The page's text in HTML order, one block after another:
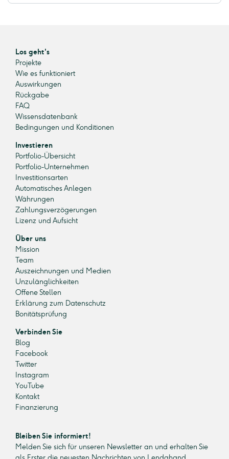
Los geht's
Projekte
Wie es funktioniert
Auswirkungen
Rückgabe
FAQ
Wissensdatenbank
Bedingungen und Konditionen
Investieren
Portfolio-Übersicht
Portfolio-Unternehmen
Investitionsarten
Automatisches Anlegen
Währungen
Zahlungsverzögerungen
Lizenz und Aufsicht
Über uns
Mission
Team
Auszeichnungen und Medien
Unzulänglichkeiten
Offene Stellen
Erklärung zum Datenschutz
Bonitätsprüfung
Verbinden Sie
Blog
Facebook
Twitter
Instagram
YouTube
Kontakt
Finanzierung
Bleiben Sie informiert!
Melden Sie sich für unseren Newsletter an und erhalten Sie